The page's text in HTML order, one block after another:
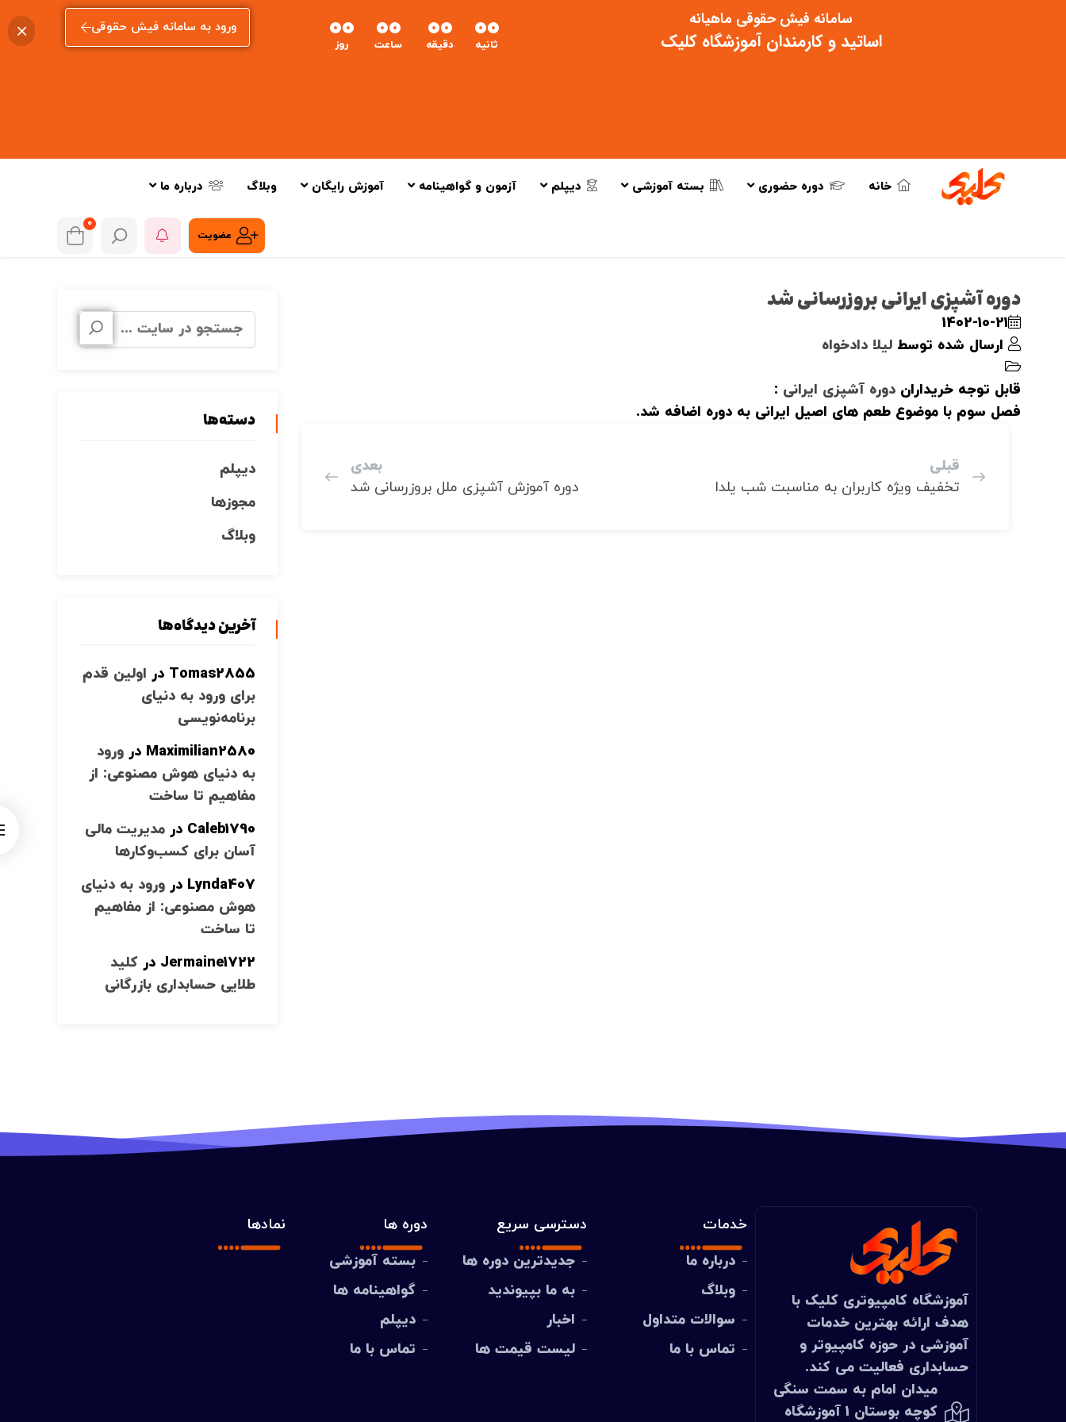
سامانه فیش حقوقی ماهیانه
اساتید و کارمندان آموزشگاه کلیک 00
روز 00
ساعت 00
دقیقه 00
ثانیه
ورود به سامانه فیش حقوقی
خانه دوره حضوری بسته آموزشی دیپلم آزمون و گواهینامه آموزش رایگان وبلاگ درباره ما
عضویت
0
دوره آشپزی ایرانی بروزرسانی شد
1402-10-21
ارسال شده توسط لیلا دادخواه
قابل توجه خریداران دوره آشپزی ایرانی :
فصل سوم با موضوع طعم های اصیل ایرانی به دوره اضافه شد.
قبلی
تخفیف ویژه کاربران به مناسبت شب یلدا
بعدی
دوره آموزش آشپزی ملل بروزرسانی شد
دسته‌ها
دیپلم
مجوزها
وبلاگ
آخرین دیدگاه‌ها
Tomas2855 در اولین قدم
برای ورود به دنیای
برنامه‌نویسی
Maximilian2580 درورود
به دنیای هوش مصنوعی: از
مفاهیم تا ساخت
Caleb1790 درمدیریت مالی
آسان برای کسب‌وکارها
Lynda407 درورود به دنیای
هوش مصنوعی: از مفاهیم
تا ساخت
Jermaine1722 درکلید
طلایی حسابداری بازرگانی
آموزشگاه کامپیوتری کلیک با
هدف ارائه بهترین خدمات
آموزشی در حوزه کامپیوتر و
حسابداری فعالیت می کند.
میدان امام به سمت سنگی
کوچه بوستان 1 آموزشگاه
خدمات
درباره ما
وبلاگ
سوالات متداول
تماس با ما
دسترسی سریع
جدیدترین دوره ها
به ما بپیوندید
اخبار
لیست قیمت ها
دوره ها
بسته آموزشی
گواهینامه ها
دیپلم
تماس با ما
نمادها